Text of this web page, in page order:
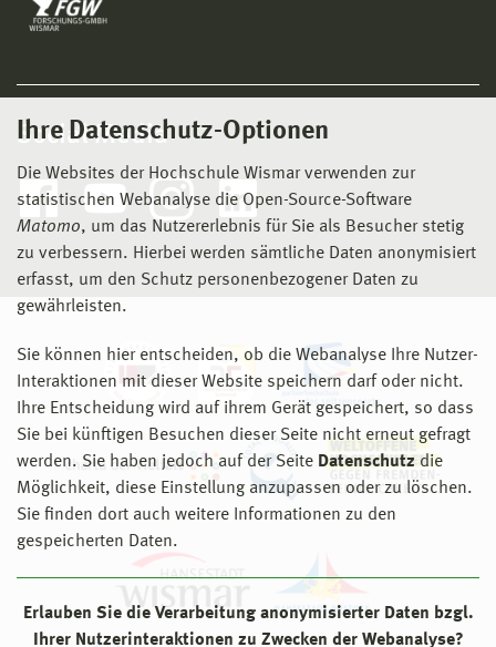
Ihre Datenschutz-Optionen
Die Websites der Hochschule Wismar verwenden zur
statistischen Webanalyse die Open-Source-Software
Matomo, um das Nutzererlebnis für Sie als Besucher stetig
zu verbessern. Hierbei werden sämtliche Daten anonymisiert
erfasst, um den Schutz personenbezogener Daten zu
gewährleisten.
Sie können hier entscheiden, ob die Webanalyse Ihre Nutzer-
Interaktionen mit dieser Website speichern darf oder nicht.
Ihre Entscheidung wird auf ihrem Gerät gespeichert, so dass
Sie bei künftigen Besuchen dieser Seite nicht erneut gefragt
werden. Sie haben jedoch auf der Seite Datenschutz die
Möglichkeit, diese Einstellung anzupassen oder zu löschen.
Sie finden dort auch weitere Informationen zu den
gespeicherten Daten.
Erlauben Sie die Verarbeitung anonymisierter Daten bzgl.
Ihrer Nutzerinteraktionen zu Zwecken der Webanalyse?
Social Media